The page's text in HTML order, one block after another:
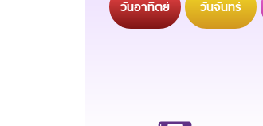
วันอาทิตย์ วันจันทร์